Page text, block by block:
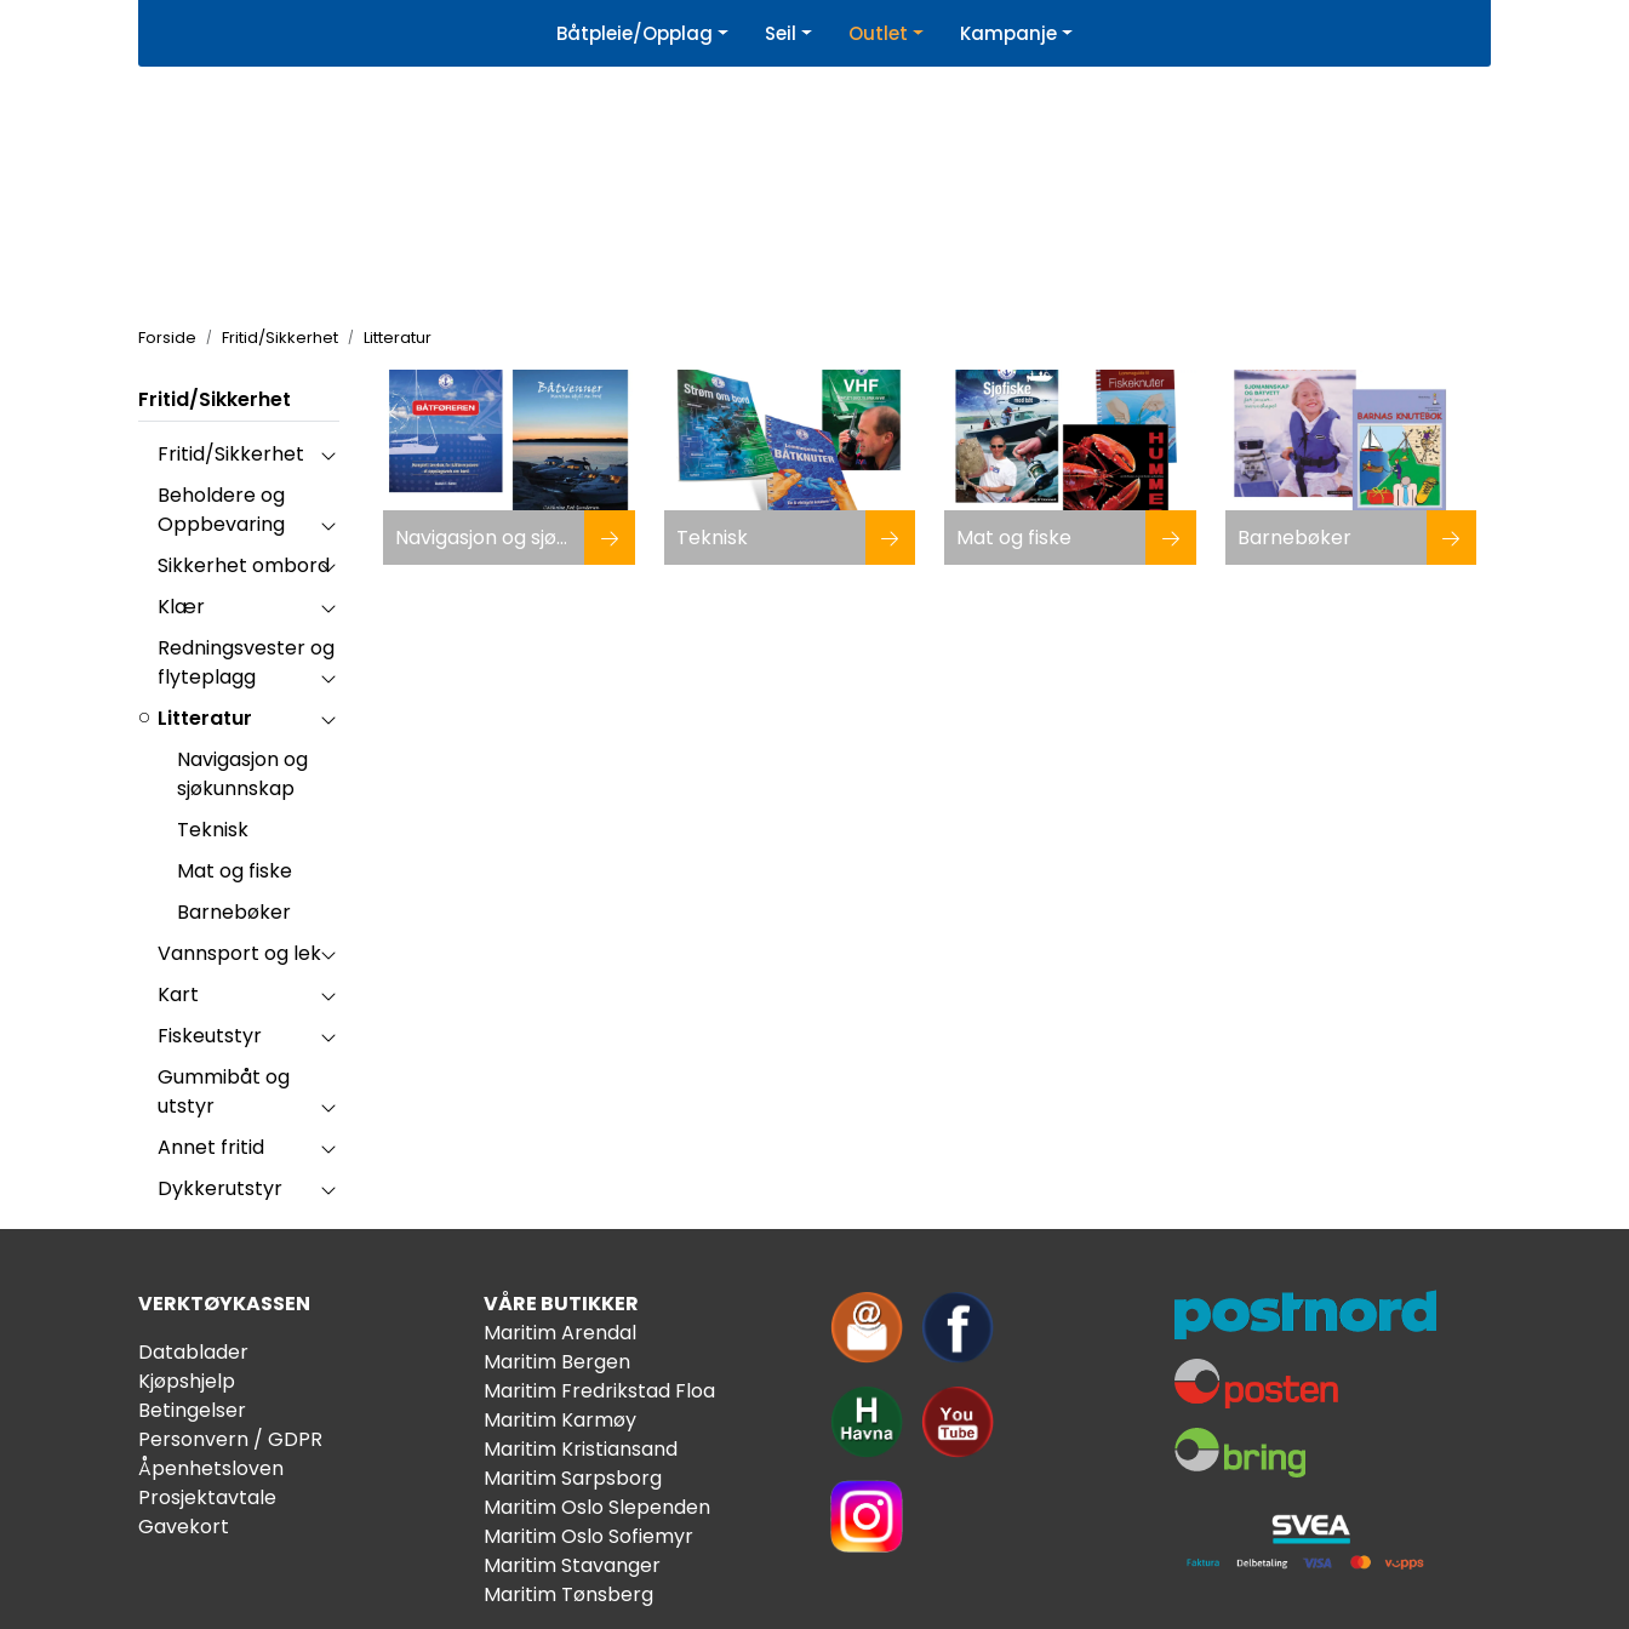
Kjøpshjelp | Nyhetsbrev
Båtpleie/Opplag Seil Outlet Kampanje
Forside Fritid/Sikkerhet Litteratur
Fritid/Sikkerhet
Fritid/Sikkerhet
Beholdere og
Oppbevaring
Sikkerhet ombord
Klær
Redningsvester og
flyteplagg
Litteratur
Navigasjon og
sjøkunnskap
Teknisk
Mat og fiske
Barnebøker
Vannsport og lek
Kart
Fiskeutstyr
Gummibåt og
utstyr
Annet fritid
Dykkerutstyr
Navigasjon og sjøkunnskap Teknisk Mat og fiske Barnebøker
VERKTØYKASSEN
Datablader
Kjøpshjelp
Betingelser
Personvern / GDPR
Åpenhetsloven
Prosjektavtale
Gavekort
VÅRE BUTIKKER
Maritim Arendal
Maritim Bergen
Maritim Fredrikstad Floa
Maritim Karmøy
Maritim Kristiansand
Maritim Sarpsborg
Maritim Oslo Slependen
Maritim Oslo Sofiemyr
Maritim Stavanger
Maritim Tønsberg